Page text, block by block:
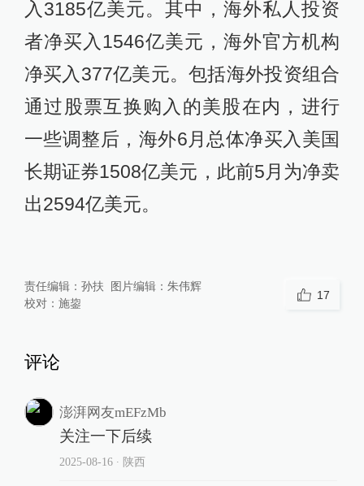
入3185亿美元。其中，海外私人投资
者净买入1546亿美元，海外官方机构
净买入377亿美元。包括海外投资组合
通过股票互换购入的美股在内，进行
一些调整后，海外6月总体净买入美国
长期证券1508亿美元，此前5月为净卖
出2594亿美元。
责任编辑： 孙扶 图片编辑： 朱伟辉
校对： 施鋆
17
评论
澎湃网友mEFzMb
关注一下后续
2025-08-16∙ 陕西